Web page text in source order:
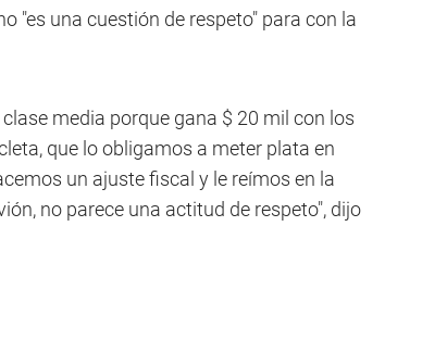
"es una cuestión de respeto" para con la
media porque gana $ 20 mil con los
que lo obligamos a meter plata en
un ajuste fiscal y le reímos en la
no parece una actitud de respeto", dijo